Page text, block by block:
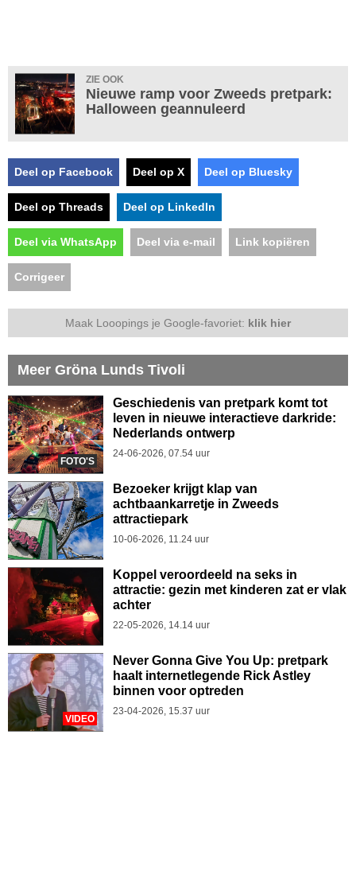
ZIE OOK
Nieuwe ramp voor Zweeds pretpark:
Halloween geannuleerd
Deel op Facebook Deel op X Deel op Bluesky
Deel op Threads Deel op LinkedIn
Deel via WhatsApp Deel via e-mail Link kopiëren
Corrigeer
Maak Looopings je Google-favoriet: klik hier
Meer Gröna Lunds Tivoli
FOTO'S
Geschiedenis van pretpark komt tot
leven in nieuwe interactieve darkride:
Nederlands ontwerp
24-06-2026, 07.54 uur
Bezoeker krijgt klap van
achtbaankarretje in Zweeds
attractiepark
10-06-2026, 11.24 uur
Koppel veroordeeld na seks in
attractie: gezin met kinderen zat er vlak
achter
22-05-2026, 14.14 uur
VIDEO
Never Gonna Give You Up: pretpark
haalt internetlegende Rick Astley
binnen voor optreden
23-04-2026, 15.37 uur